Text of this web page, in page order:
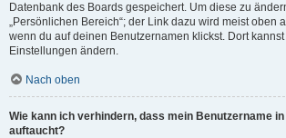
Datenbank des Boards gespeichert. Um diese zu
„Persönlichen Bereich“; der Link dazu wird meist oben
wenn du auf deinen Benutzernamen klickst. Dort
Einstellungen ändern.
Nach oben
Wie kann ich verhindern, dass mein Benutzername
auftaucht?